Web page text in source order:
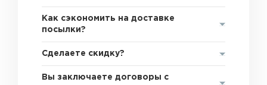
Как сэкономить на доставке
посылки?
Сделаете скидку?
Вы заключаете договоры с